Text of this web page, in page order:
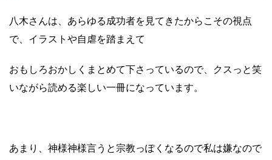
八木さんは、あらゆる成功者を見てきたからこその視点
で、イラストや自虐を踏まえて
おもしろおかしくまとめて下さっているので、クスっと笑
いながら読める楽しい一冊になっています。
あまり、神様神様言うと宗教っぽくなるので私は嫌なので